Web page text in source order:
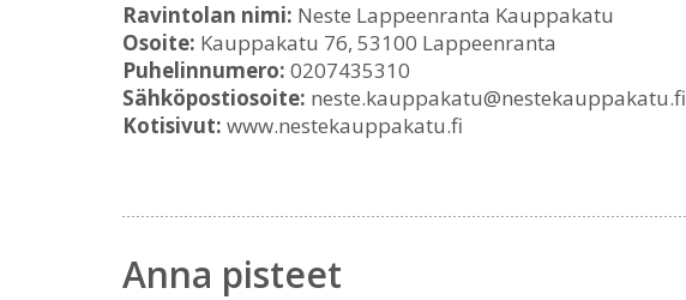
Ravintolan nimi: Neste Lappeenranta Kauppakatu
Osoite: Kauppakatu 76, 53100 Lappeenranta
Puhelinnumero: 0207435310
Sähköpostiosoite: neste.kauppakatu@nestekauppakatu.fi
Kotisivut: www.nestekauppakatu.fi
Anna pisteet